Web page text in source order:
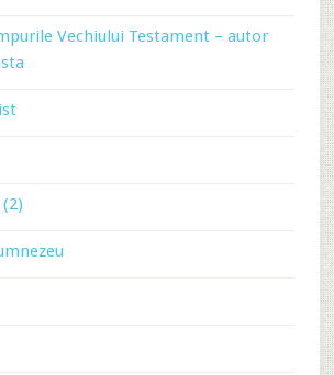
Vechiului Testament – autor